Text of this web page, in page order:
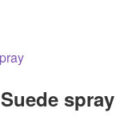
spray